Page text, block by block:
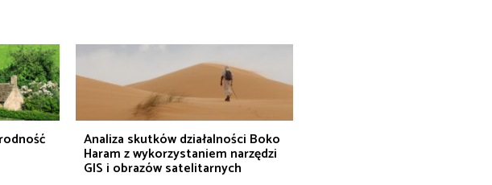
Analiza skutków działalności Boko
Haram z wykorzystaniem narzędzi
GIS i obrazów satelitarnych